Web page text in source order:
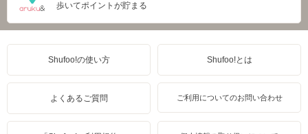
歩いてポイントが貯まる
Shufoo!の使い方 Shufoo!とは
よくあるご質問 ご利用についてのお問い合わせ